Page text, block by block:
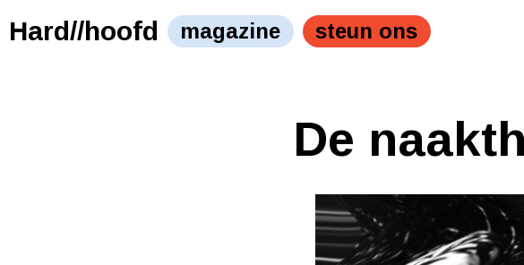
Hard//hoofd magazine steun ons
De